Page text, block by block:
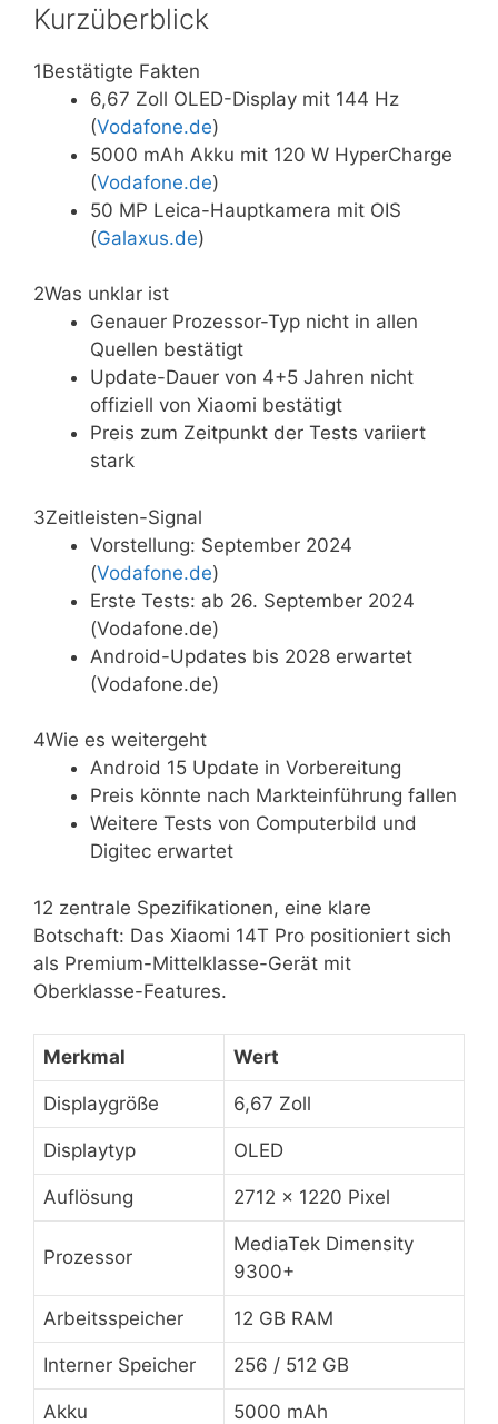
Kurzüberblick
1Bestätigte Fakten
6,67 Zoll OLED-Display mit 144 Hz
(Vodafone.de)
5000 mAh Akku mit 120 W HyperCharge
(Vodafone.de)
50 MP Leica-Hauptkamera mit OIS
(Galaxus.de)
2Was unklar ist
Genauer Prozessor-Typ nicht in allen
Quellen bestätigt
Update-Dauer von 4+5 Jahren nicht
offiziell von Xiaomi bestätigt
Preis zum Zeitpunkt der Tests variiert
stark
3Zeitleisten-Signal
Vorstellung: September 2024
(Vodafone.de)
Erste Tests: ab 26. September 2024
(Vodafone.de)
Android-Updates bis 2028 erwartet
(Vodafone.de)
4Wie es weitergeht
Android 15 Update in Vorbereitung
Preis könnte nach Markteinführung fallen
Weitere Tests von Computerbild und
Digitec erwartet
12 zentrale Spezifikationen, eine klare
Botschaft: Das Xiaomi 14T Pro positioniert sich
als Premium-Mittelklasse-Gerät mit
Oberklasse-Features.
Merkmal Wert
Displaygröße 6,67 Zoll
Displaytyp OLED
Auflösung 2712 x 1220 Pixel
Prozessor
MediaTek Dimensity
9300+
Arbeitsspeicher 12 GB RAM
Interner Speicher 256 / 512 GB
Akku 5000 mAh